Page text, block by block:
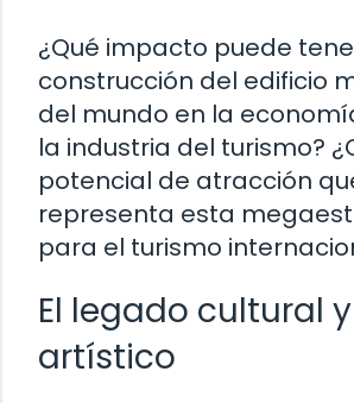
¿Qué impacto puede
construcción del edificio
del mundo en la
la industria del turismo?
potencial de atracción
representa esta
para el turismo
El legado cultural y
artístico